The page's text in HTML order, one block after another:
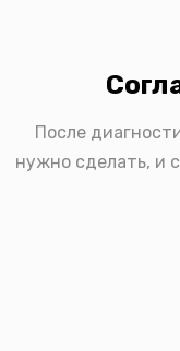
После
нужно сделать, и